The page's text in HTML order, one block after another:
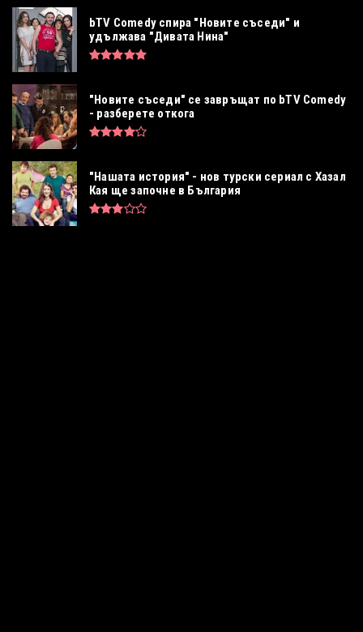
bTV Comedy спира "Новите съседи" и
удължава "Дивата Нина"
"Новите съседи" се завръщат по bTV Comedy
- разберете откога
"Нашата история" - нов турски сериал с Хазал
Кая ще започне в България